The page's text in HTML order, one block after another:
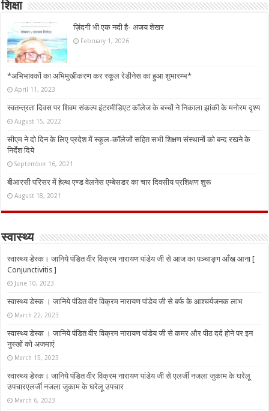
शिक्षा
ज़िंदगी भी एक नदी है- अजय शेखर
February 1, 2026
*अभिभावकों का अभिमुखीकरण कर स्कूल रेडीनेस का हुआ शुभारम्भ*
April 11, 2023
स्वतन्त्रता दिवस पर शिवम संकल्प इंटरमीडिएट कॉलेज के बच्चों ने निकाला झांकी के मनोरम दृश्य
August 15, 2022
सीएम ने दो दिन के लिए प्रदेश में स्कूल-कॉलेजों सहित सभी शिक्षण संस्थानों को बन्द रखने के
निर्देश दिये
September 16, 2021
बीआरसी परिसर में हेल्थ एण्ड वेलनेस एम्बेसडर का चार दिवसीय प्रशिक्षण शुरू
August 18, 2021
स्वास्थ्य
स्वास्थ्य डेस्क। जानिये पंडित वीर विक्रम नारायण पांडेय जी से आज का पञ्चाङ्ग आँख आना [
Conjunctivitis ]
June 10, 2023
स्वास्थ्य डेस्क । जानिये पंडित वीर विक्रम नारायण पांडेय जी से बर्फ के आश्चर्यजनक लाभ
March 22, 2023
स्वास्थ्य डेस्क । जानिये पंडित वीर विक्रम नारायण पांडेय जी से कमर और पीठ दर्द होने पर इन
नुस्‍खों को अजमाएं
March 15, 2023
स्वास्थ्य डेस्क। जानिये पंडित वीर विक्रम नारायण पांडेय जी से एलर्जी नजला जुकाम के घरेलू
उपचारएलर्जी नजला जुकाम के घरेलू उपचार
March 6, 2023